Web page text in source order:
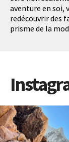
aventure en soi,
redécouvrir des
prisme de la